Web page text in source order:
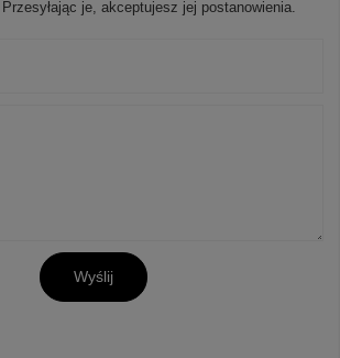
. Przesyłając je, akceptujesz jej postanowienia.
Wyślij